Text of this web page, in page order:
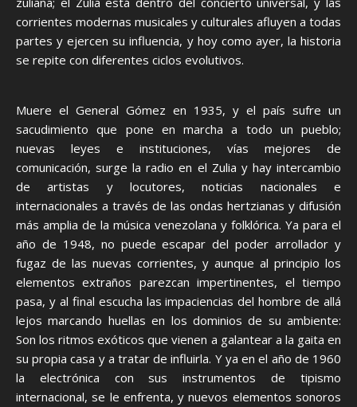
corrientes modernas musicales y culturales afluyen a todas
partes y ejercen su influencia, y hoy como ayer, la historia
se repite con diferentes ciclos evolutivos.
Muere el General Gómez en 1935, y el país sufre un
sacudimiento que pone en marcha a todo un pueblo;
nuevas leyes e instituciones, vías mejores de
comunicación, surge la radio en el Zulia y hay intercambio
de artistas y locutores, noticias nacionales e
internacionales a través de las ondas hertzianas y difusión
más amplia de la música venezolana y folklórica. Ya para el
año de 1948, no puede escapar del poder arrollador y
fugaz de las nuevas corrientes, y aunque al principio los
elementos extraños parezcan impertinentes, el tiempo
pasa, y al final escucha las impaciencias del hombre de allá
lejos marcando huellas en los dominios de su ambiente:
Son los ritmos exóticos que vienen a galantear a la gaita en
su propia casa y a tratar de influirla. Y ya en el año de 1960
la electrónica con sus instrumentos de tipismo
internacional, se le enfrenta, y nuevos elementos sonoros